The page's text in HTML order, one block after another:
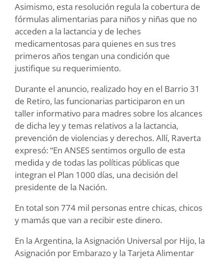
Asimismo, esta resolución regula la cobertura de
fórmulas alimentarias para niños y niñas que no
acceden a la lactancia y de leches
medicamentosas para quienes en sus tres
primeros años tengan una condición que
justifique su requerimiento.
Durante el anuncio, realizado hoy en el Barrio 31
de Retiro, las funcionarias participaron en un
taller informativo para madres sobre los alcances
de dicha ley y temas relativos a la lactancia,
prevención de violencias y derechos. Allí, Raverta
expresó: “En ANSES sentimos orgullo de esta
medida y de todas las políticas públicas que
integran el Plan 1000 días, una decisión del
presidente de la Nación.
En total son 774 mil personas entre chicas, chicos
y mamás que van a recibir este dinero.
En la Argentina, la Asignación Universal por Hijo, la
Asignación por Embarazo y la Tarjeta Alimentar